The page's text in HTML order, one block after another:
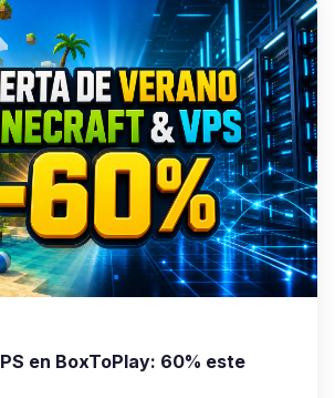
en BoxToPlay: 60% este